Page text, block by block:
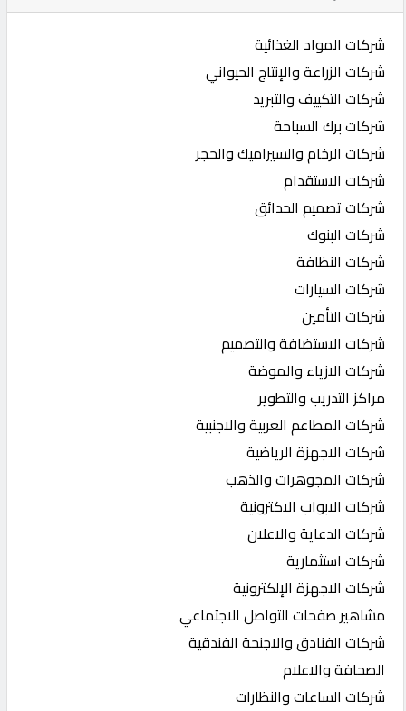
شركات المواد الغذائية
شركات الزراعة والإنتاج الحيواني
شركات التكييف والتبريد
شركات برك السباحة
شركات الرخام والسيراميك والحجر
شركات الاستقدام
شركات تصميم الحدائق
شركات البنوك
شركات النظافة
شركات السيارات
شركات التأمين
شركات الاستضافة والتصميم
شركات الازياء والموضة
مراكز التدريب والتطوير
شركات المطاعم العربية والاجنبية
شركات الاجهزة الرياضية
شركات المجوهرات والذهب
شركات الابواب الاكترونية
شركات الدعاية والاعلان
شركات استثمارية
شركات الاجهزة الإلكترونية
مشاهير صفحات التواصل الاجتماعي
شركات الفنادق والاجنحة الفندقية
الصحافة والاعلام
شركات الساعات والنظارات